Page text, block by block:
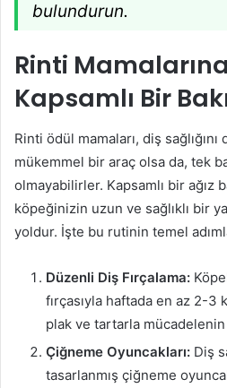
bulundurun.
Rinti
Kapsamlı Bir
Rinti ödül mamaları, diş
mükemmel bir araç olsa da, tek
olmayabilirler. Kapsamlı bir ağız
köpeğinizin uzun ve sağlıklı bir
yoldur. İşte bu rutinin temel
Düzenli Diş Fırçalama:
fırçasıyla haftada en az 2-3
plak ve tartarla
Çiğneme Oyuncakları: Diş
tasarlanmış çiğneme